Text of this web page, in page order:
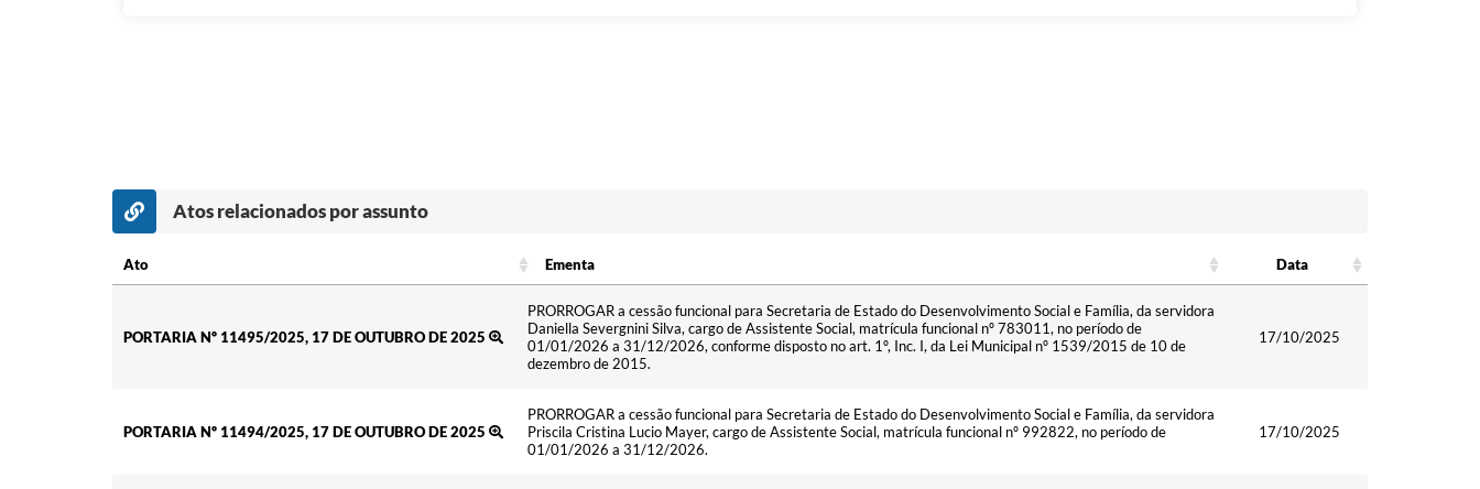
Atos relacionados por assunto
Ato Ementa
Data
PORTARIA Nº 11495/2025, 17 DE OUTUBRO DE 2025
PRORROGAR a cessão funcional para Secretaria de Estado do Desenvolvimento Social e Família, da servidora
Daniella Severgnini Silva, cargo de Assistente Social, matrícula funcional nº 783011, no período de
01/01/2026 a 31/12/2026, conforme disposto no art. 1º, Inc. I, da Lei Municipal nº 1539/2015 de 10 de
dezembro de 2015.
17/10/2025
PORTARIA Nº 11494/2025, 17 DE OUTUBRO DE 2025
PRORROGAR a cessão funcional para Secretaria de Estado do Desenvolvimento Social e Família, da servidora
Priscila Cristina Lucio Mayer, cargo de Assistente Social, matrícula funcional nº 992822, no período de
01/01/2026 a 31/12/2026.
17/10/2025